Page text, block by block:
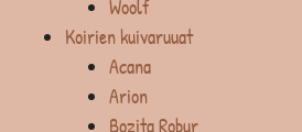
Woolf
Koirien kuivaruuat
Acana
Arion
Bozita Robur